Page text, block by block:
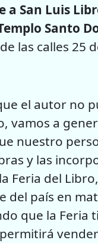
a San Luis
Santo
las calles 25
el autor no
vamos a
nuestro
y las
Feria del
del país en
que la Feria